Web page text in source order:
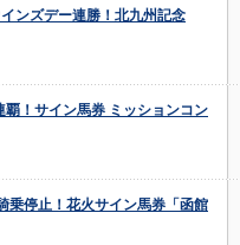
ンズデー連勝！北九州記念
！サイン馬券 ミッションコン
乗停止！花火サイン馬券「函館